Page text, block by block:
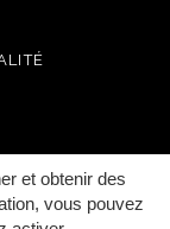
et obtenir des
vous pouvez